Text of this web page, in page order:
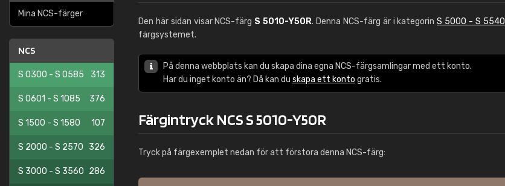
Mina NCS-färger
NCS
S 0300 - S 0585 313
S 0601 - S 1085 376
S 1500 - S 1580 107
S 2000 - S 2570 326
S 3000 - S 3560 286
Den här sidan visar NCS-färg S 5010-Y50R. Denna NCS-färg är i kategorinS 5000 - S 5540
färgsystemet.
På denna webbplats kan du skapa dina egna NCS-färgsamlingar med ett konto.
Har du inget konto än? Då kan du skapa ett konto gratis.
Färgintryck NCS S 5010-Y50R
Tryck på färgexemplet nedan för att förstora denna NCS-färg: